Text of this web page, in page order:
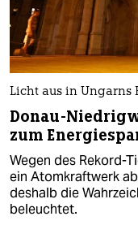
Licht aus in Ungarns
Donau-
zum
Wegen des Rekord-
ein Atomkraftwerk
deshalb die
beleuchtet.